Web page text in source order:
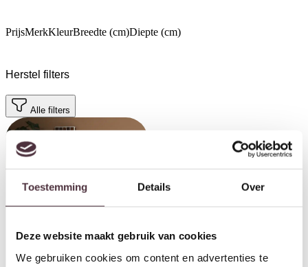
Toestemming Details Over
Deze website maakt gebruik van cookies
We gebruiken cookies om content en advertenties te
PrijsMerkKleurBreedte (cm)Diepte (cm)
Herstel filters
Alle filters